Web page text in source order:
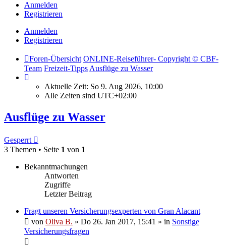
Anmelden
Registrieren
Anmelden
Registrieren
Foren-Übersicht ONLINE-Reiseführer- Copyright © CBF-
Team Freizeit-Tipps Ausflüge zu Wasser
Aktuelle Zeit: So 9. Aug 2026, 10:00
Alle Zeiten sind UTC+02:00
Ausflüge zu Wasser
Gesperrt
3 Themen • Seite 1 von 1
Bekanntmachungen
Antworten
Zugriffe
Letzter Beitrag
Fragt unseren Versicherungsexperten von Gran Alacant
von Oliva B. » Do 26. Jan 2017, 15:41 » in Sonstige
Versicherungsfragen